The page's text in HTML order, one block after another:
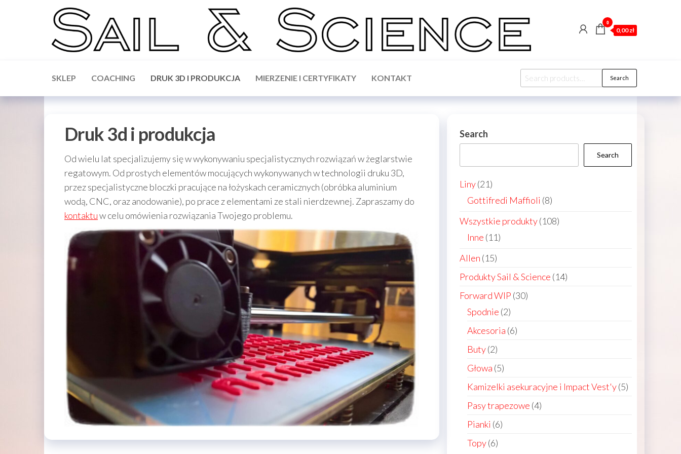
Science
Calypso,
0
0,00 zł
SKLEP COACHING DRUK 3D I PRODUKCJA MIERZENIE I CERTYFIKATY KONTAKT
Search
for:
Search
Druk 3d i produkcja
Od wielu lat specjalizujemy się w wykonywaniu specjalistycznych rozwiązań w żeglarstwie
regatowym. Od prostych elementów mocujących wykonywanych w technologii druku 3D,
przez specjalistyczne bloczki pracujące na łożyskach ceramicznych (obróbka aluminium
wodą, CNC, oraz anodowanie), po prace z elementami ze stali nierdzewnej. Zapraszamy do
kontaktuw celu omówienia rozwiązania Twojego problemu.
Search
Search
Liny 2121
products
Gottifredi Maffioli 88
Wszystkie produkty 108108
Inne 1111
Allen 1515
products
Produkty Sail & Science 1414
Forward WIP 3030
Spodnie 22
products
Akcesoria 66
Buty 22
products
Głowa 55
products
Kamizelki asekuracyjne i Impact Vest'y 55
Pasy trapezowe 44
Pianki 66
Topy 66